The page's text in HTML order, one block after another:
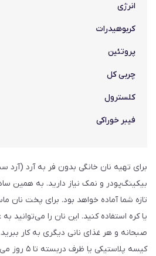
انرژی
کربوهیدرات
پروتئین
چربی کل
کلسترول
فیبر خوراکی
برای تهیه نان خانگی بدون فر به آرد (آرد
تازه شما آماده خواهد بود. برای پخت نان
یا کره استفاده کنید. این نان را می‌توانید به
صبحانه و هر غذای نانی دیگری به کار
کیسه پلاستیکی یا ظرف دربسته تا ۵ روز می‌توان در یخچال نگهداری کرد.